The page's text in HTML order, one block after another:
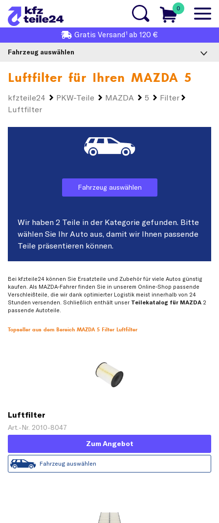
0
Gratis Versand1 ab 120 €
Fahrzeug auswählen
Luftfilter für Ihren MAZDA 5
kfzteile24 PKW-Teile MAZDA 5
Filter
Luftfilter
Fahrzeug auswählen
Wir haben 2 Teile in der Kategorie gefunden. Bitte
wählen Sie Ihr Auto aus, damit wir Ihnen passende
Teile präsentieren können.
Bei kfzteile24 können Sie Ersatzteile und Zubehör für viele Autos günstig
kaufen. Als MAZDA-Fahrer finden Sie in unserem Online-Shop passende
Verschleißteile, die wir dank optimierter Logistik meist innerhalb von 24
Stunden versenden. Schließlich enthält unser Teilekatalog für MAZDA 2
passende Autoteile.
Topseller aus dem Bereich MAZDA 5 Filter Luftfilter
Luftfilter
Art.-Nr. 2010-8047
Zum Angebot
Fahrzeug auswählen